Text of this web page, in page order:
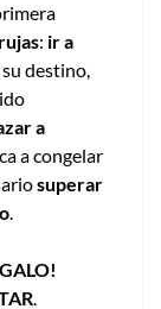
: ir a
su destino,
a
a congelar
superar
.
.